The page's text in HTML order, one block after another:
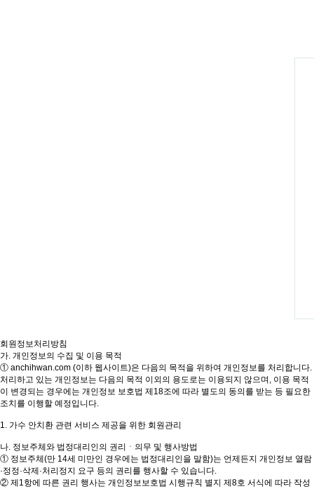
회원정보처리방침
가. 개인정보의 수집 및 이용 목적
① anchihwan.com (이하 웹사이트)은 다음의 목적을 위하여 개인정보를 처리합니다.
처리하고 있는 개인정보는 다음의 목적 이외의 용도로는 이용되지 않으며, 이용 목적
이 변경되는 경우에는 개인정보 보호법 제18조에 따라 별도의 동의를 받는 등 필요한
조치를 이행할 예정입니다.
1. 가수 안치환 관련 서비스 제공을 위한 회원관리
나. 정보주체와 법정대리인의 권리ㆍ의무 및 행사방법
① 정보주체(만 14세 미만인 경우에는 법정대리인을 말함)는 언제든지 개인정보 열람
·정정·삭제·처리정지 요구 등의 권리를 행사할 수 있습니다.
② 제1항에 따른 권리 행사는 개인정보보호법 시행규칙 별지 제8호 서식에 따라 작성